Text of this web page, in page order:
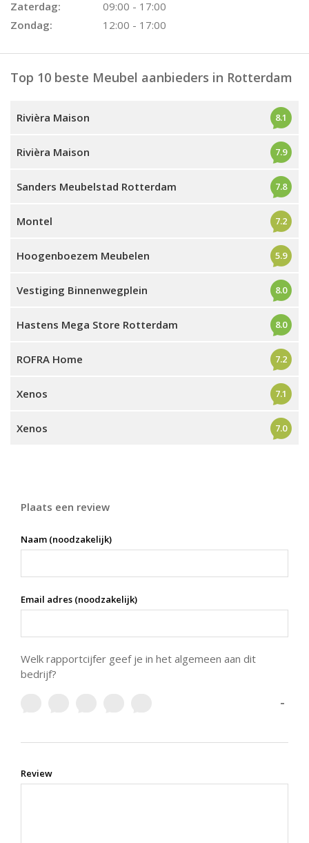
Zaterdag:
09:00 - 17:00
Zondag:
12:00 - 17:00
Top 10 beste Meubel aanbieders in Rotterdam
Rivièra Maison 8.1
Rivièra Maison 7.9
Sanders Meubelstad Rotterdam 7.8
Montel 7.2
Hoogenboezem Meubelen 5.9
Vestiging Binnenwegplein 8.0
Hastens Mega Store Rotterdam 8.0
ROFRA Home 7.2
Xenos 7.1
Xenos 7.0
Plaats een review
Naam (noodzakelijk)
Email adres (noodzakelijk)
Welk rapportcijfer geef je in het algemeen aan dit
bedrijf?
-
Review